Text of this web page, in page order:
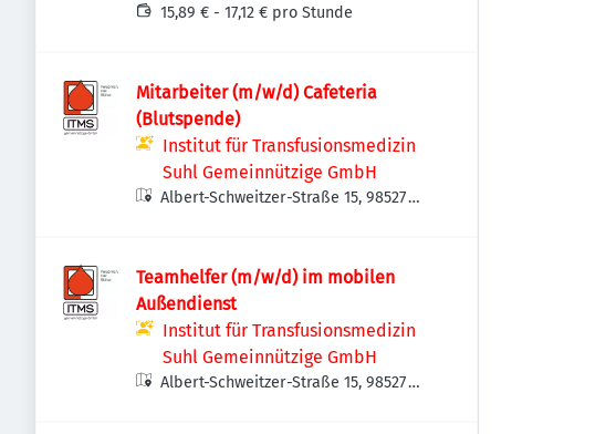
15,89 € - 17,12 € pro Stunde
Mitarbeiter (m/w/d) Cafeteria
(Blutspende)
Institut für Transfusionsmedizin
Suhl Gemeinnützige GmbH
Albert-Schweitzer-Straße 15, 98527
Teamhelfer (m/w/d) im mobilen
Außendienst
Institut für Transfusionsmedizin
Suhl Gemeinnützige GmbH
Albert-Schweitzer-Straße 15, 98527